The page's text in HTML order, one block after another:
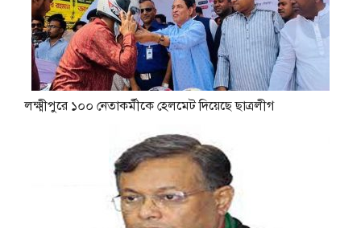
লক্ষ্মীপুরে ১০০ নেতাকর্মীকে হেলমেট দিয়েছে ছাত্রলীগ